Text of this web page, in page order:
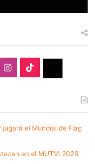
Instagram
el Mundial de Flag
en el MUTVI 2026